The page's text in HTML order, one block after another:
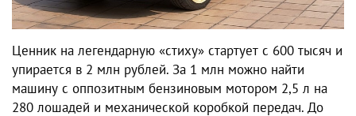
Ценник на легендарную «стиху» стартует с 600 тысяч и
упирается в 2 млн рублей. За 1 млн можно найти
машину с оппозитным бензиновым мотором 2,5 л на
280 лошадей и механической коробкой передач. До